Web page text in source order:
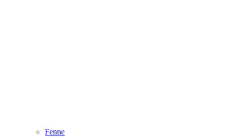
Fenne